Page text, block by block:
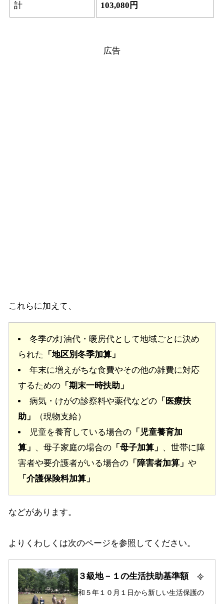
計 103,080円
これらに加えて、
冬季の灯油代・暖房代として地域ごとに決め
られた 「地区別冬季加算」
年末に増えがちな食費やその他の雑費に対応
するための「期末一時扶助」
病気・けがの診察料や薬代などの「医療扶
助」
（現物支給）
児童を養育している場合の「児童養育加
算」 、母子家庭の場合の「母子加算」 、世帯に障
害者や要介護者がいる場合の「障害者加算」 や
「介護保険料加算」
などがあります。
よりくわしくは次のページを参照してください。
３級地－１の生活扶助基準額
令
和５年１０月１日から新しい生活保護の